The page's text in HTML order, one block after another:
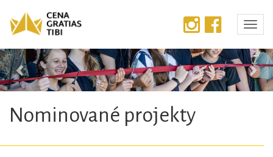
Předchozí
Nominované projekty